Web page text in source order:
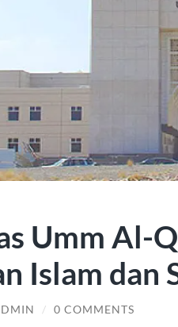
Umm Al-
Islam dan
/ 0 COMMENTS